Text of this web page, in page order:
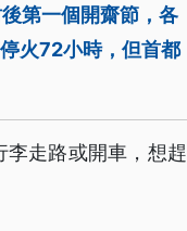
第一個開齋節，各
火72小時，但首都
李走路或開車，想趕